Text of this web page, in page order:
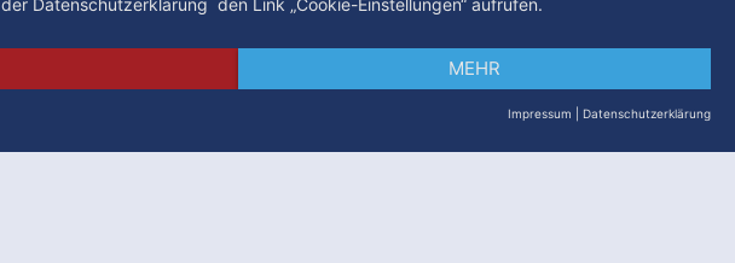
AGBDatenschutzerklärung den Link „Cookie-Einstellungen“ aufrufen.
MEHR
Impressum Datenschutzerklärung